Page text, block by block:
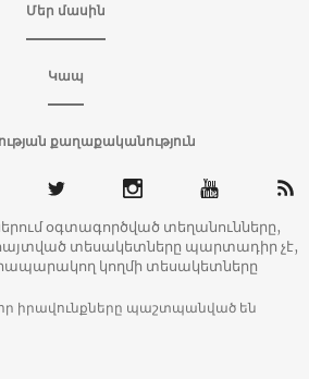
Մեր մասին
Կապ
քաղաքականություն
օգտագործված տեղանունները,
տեսակետները պարտադիր չէ,
կողմի տեսակետները
իրավունքները պաշտպանված են